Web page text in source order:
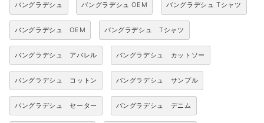
バングラデシュ バングラデシュ OEM バングラデシュ Tシャツ
バングラデシュ OEM バングラデシュ Tシャツ
バングラデシュ アパレル バングラデシュ カットソー
バングラデシュ コットン バングラデシュ サンプル
バングラデシュ セーター バングラデシュ デニム